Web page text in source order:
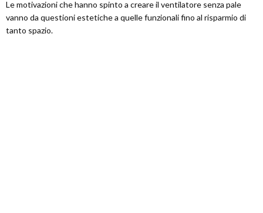
Le motivazioni che hanno spinto a creare il ventilatore senza pale
vanno da questioni estetiche a quelle funzionali fino al risparmio di
tanto spazio.